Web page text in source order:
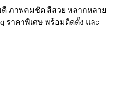
ดี ภาพคมชัด สีสวย หลากหลาย
ราคาพิเศษ พร้อมติดตั้ง และ